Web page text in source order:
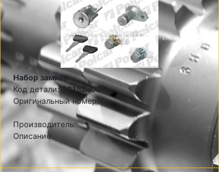
Набор замков
Код детали: 3815Z-03
Оригинальный номер:
Производитель:
Описание: